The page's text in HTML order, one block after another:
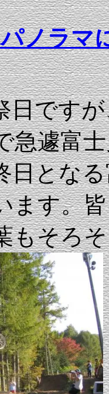
ノラマ
日です
急遽富
日とな
ます。
もそろ